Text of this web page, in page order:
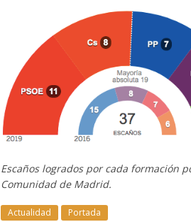
Escaños logrados por cada formación
Comunidad de Madrid.
Actualidad Portada